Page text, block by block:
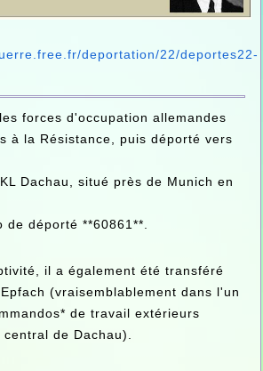
deportation/22/deportes22-
forces d'occupation allemandes
à la Résistance, puis déporté vers
Dachau, situé près de Munich en
déporté **60861**.
il a également été transféré
(vraisemblablement dans l'un
de travail extérieurs
de Dachau).